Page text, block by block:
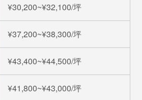
¥30,200~¥32,100/坪
¥37,200~¥38,300/坪
¥43,400~¥44,500/坪
¥41,800~¥43,000/坪